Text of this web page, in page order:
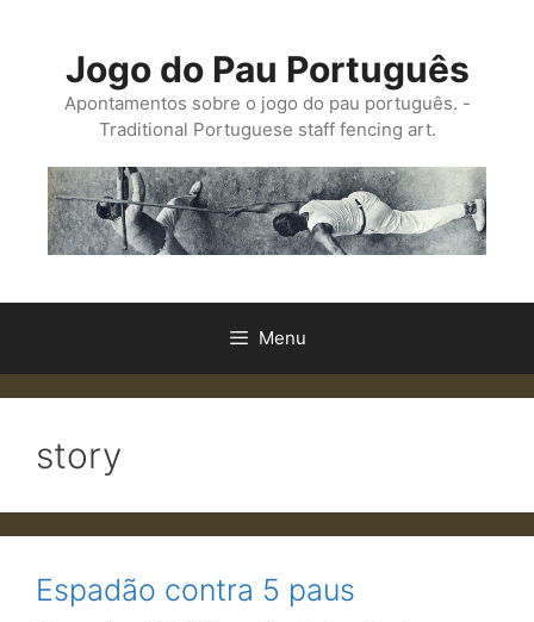
conteúdo
Jogo do Pau Português
Apontamentos sobre o jogo do pau português. -
Traditional Portuguese staff fencing art.
Menu
story
Espadão contra 5 paus